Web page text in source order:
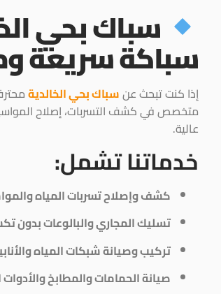
سباك بحي
سباكة سريعة
إذا كنت تبحث عنسباك بحي الخالدية
متخصص في كشف التسربات، إصلاح
عالية.
خدماتنا تشمل:
كشف وإصلاح تسربات المياه
تسليك المجاري والبالوعات بدون
تركيب وصيانة شبكات المياه
صيانة الحمامات والمطابخ